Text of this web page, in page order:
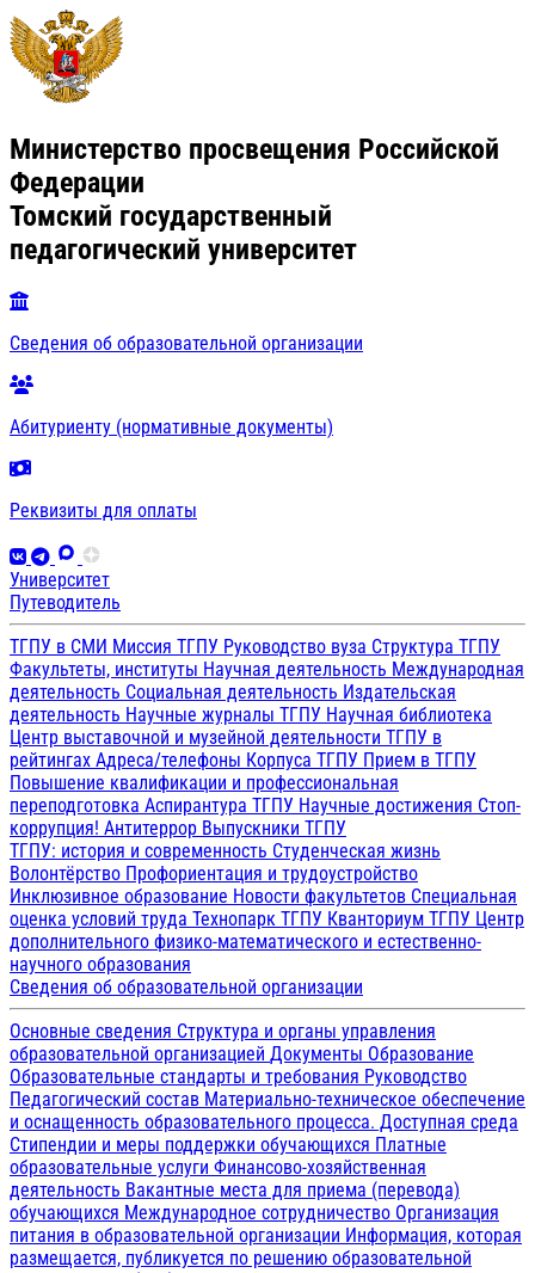
Министерство просвещения Российской
Федерации
Томский государственный
педагогический университет
Сведения об образовательной организации
Абитуриенту (нормативные документы)
Реквизиты для оплаты
Университет
Путеводитель
ТГПУ в СМИ Миссия ТГПУ Руководство вуза Структура ТГПУ
Факультеты, институты Научная деятельность Международная
деятельность Социальная деятельность Издательская
деятельность Научные журналы ТГПУ Научная библиотека
Центр выставочной и музейной деятельности ТГПУ в
рейтингах Адреса/телефоны Корпуса ТГПУ Прием в ТГПУ
Повышение квалификации и профессиональная
переподготовка Аспирантура ТГПУ Научные достижения Стоп-
коррупция! Антитеррор Выпускники ТГПУ
ТГПУ: история и современность Студенческая жизнь
Волонтёрство Профориентация и трудоустройство
Инклюзивное образование Новости факультетов Специальная
оценка условий труда Технопарк ТГПУ Кванториум ТГПУ Центр
дополнительного физико-математического и естественно-
научного образования
Сведения об образовательной организации
Основные сведения Структура и органы управления
образовательной организацией Документы Образование
Образовательные стандарты и требования Руководство
Педагогический состав Материально-техническое обеспечение
и оснащенность образовательного процесса. Доступная среда
Стипендии и меры поддержки обучающихся Платные
образовательные услуги Финансово-хозяйственная
деятельность Вакантные места для приема (перевода)
обучающихся Международное сотрудничество Организация
питания в образовательной организации Информация, которая
размещается, публикуется по решению образовательной